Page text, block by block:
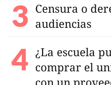
Censura o
audiencias
¿La escuela
comprar el